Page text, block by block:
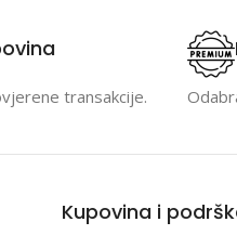
transakcije.
Kupovina i